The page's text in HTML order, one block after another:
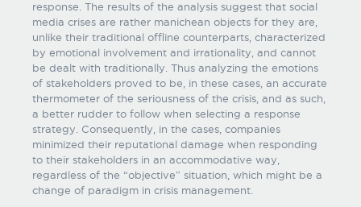
response. The results of the analysis suggest that social
media crises are rather manichean objects for they are,
unlike their traditional offline counterparts, characterized
by emotional involvement and irrationality, and cannot
be dealt with traditionally. Thus analyzing the emotions
of stakeholders proved to be, in these cases, an accurate
thermometer of the seriousness of the crisis, and as such,
a better rudder to follow when selecting a response
strategy. Consequently, in the cases, companies
minimized their reputational damage when responding
to their stakeholders in an accommodative way,
regardless of the “objective” situation, which might be a
change of paradigm in crisis management.